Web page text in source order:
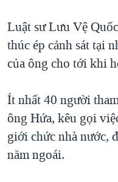
Luật sư Lưu Vệ
thúc ép cảnh sát tại
của ông cho tới khi
Ít nhất 40 người
ông Hứa, kêu gọi
giới chức nhà nước,
năm ngoái.